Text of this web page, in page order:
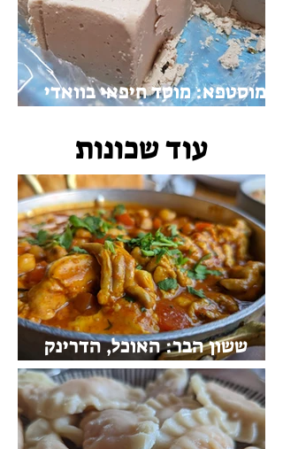
מוסטפא: מוסד חיפאי בוואדי
עוד שכונות
ששון הבר: האוכל, הדרינק
והווייב הזורם